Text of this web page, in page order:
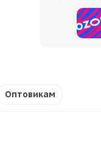
Оптовикам